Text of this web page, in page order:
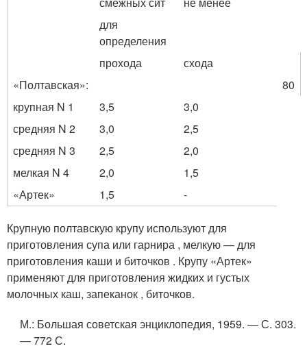
для
определения
прохода
схода
«Полтавская»:
80
крупная N 1
3,5
3,0
средняя N 2
3,0
2,5
средняя N 3
2,5
2,0
мелкая N 4
2,0
1,5
«Артек»
1,5 -
Крупную полтавскую крупу используют для
приготовления супа или гарнира , мелкую — для
приготовления каши и биточков . Крупу «Артек»
применяют для приготовления жидких и густых
молочных каш, запеканок , биточков.
М.: Большая советская энциклопедия, 1959. — С. 303.
— 772 С.